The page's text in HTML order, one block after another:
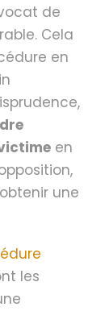
de
Cela
en
en
une
les